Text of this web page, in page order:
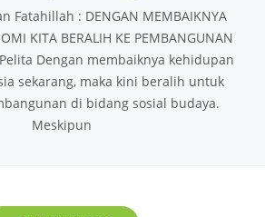
Fatahillah : DENGAN MEMBAIKNYA
KITA BERALIH KE PEMBANGUNAN
Dengan membaiknya kehidupan
sekarang, maka kini beralih untuk
di bidang sosial budaya.
Meskipun